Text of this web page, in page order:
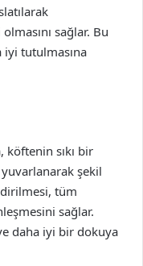
sağlar. Bu
tutulmasına
köftenin sıkı bir
şekil
tüm
sağlar.
daha iyi bir dokuya